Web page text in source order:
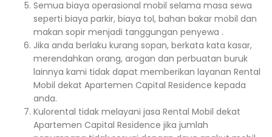
Semua biaya operasional mobil selama masa sewa
seperti biaya parkir, biaya tol, bahan bakar mobil dan
makan sopir menjadi tanggungan penyewa .
Jika anda berlaku kurang sopan, berkata kata kasar,
merendahkan orang, arogan dan perbuatan buruk
lainnya kami tidak dapat memberikan layanan Rental
Mobil dekat Apartemen Capital Residence kepada
anda.
Kulorental tidak melayani jasa Rental Mobil dekat
Apartemen Capital Residence jika jumlah